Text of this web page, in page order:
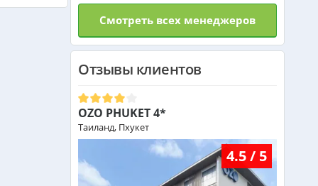
Смотреть всех менеджеров
Отзывы клиентов
OZO PHUKET 4*
Таиланд, Пхукет
4.5 / 5